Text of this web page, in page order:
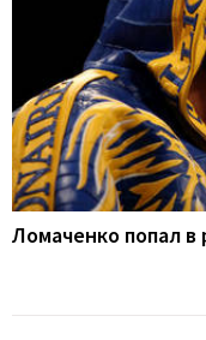
Ломаченко попал в